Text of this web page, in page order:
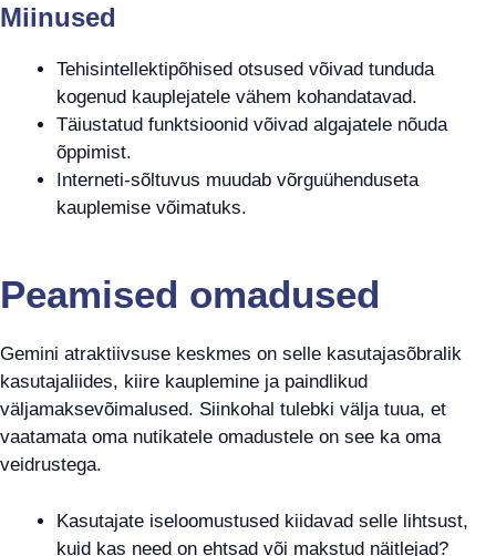
Miinused
Tehisintellektipõhised otsused võivad tunduda
kogenud kauplejatele vähem kohandatavad.
Täiustatud funktsioonid võivad algajatele nõuda
õppimist.
Interneti-sõltuvus muudab võrguühenduseta
kauplemise võimatuks.
Peamised omadused
Gemini atraktiivsuse keskmes on selle kasutajasõbralik
kasutajaliides, kiire kauplemine ja paindlikud
väljamaksevõimalused. Siinkohal tulebki välja tuua, et
vaatamata oma nutikatele omadustele on see ka oma
veidrustega.
Kasutajate iseloomustused kiidavad selle lihtsust,
kuid kas need on ehtsad või makstud näitlejad?